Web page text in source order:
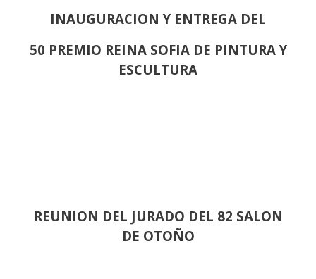
INAUGURACION Y ENTREGA DEL
50 PREMIO REINA SOFIA DE PINTURA Y
ESCULTURA
REUNION DEL JURADO DEL 82 SALON
DE OTOÑO